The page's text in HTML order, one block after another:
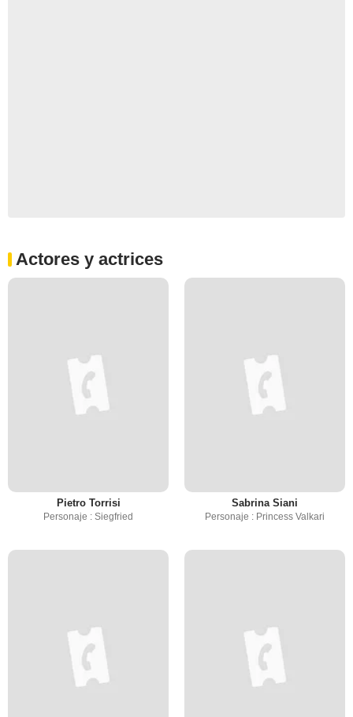
Actores y actrices
Pietro Torrisi
Personaje : Siegfried
Sabrina Siani
Personaje : Princess Valkari